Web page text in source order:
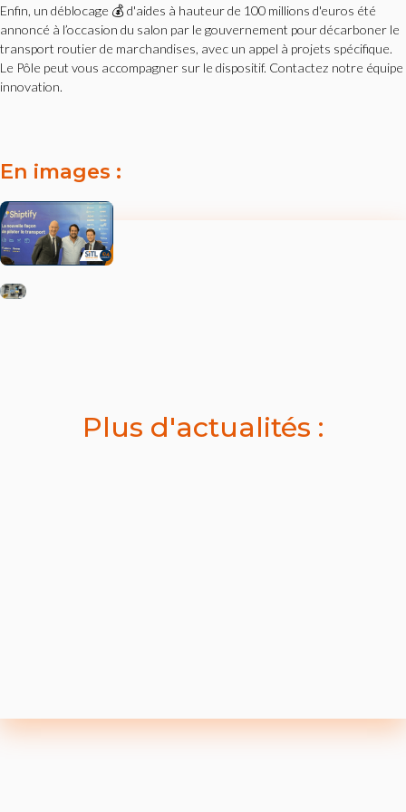
Enfin, un déblocage 💰 d'aides à hauteur de 100 millions d'euros été
annoncé à l’occasion du salon par le gouvernement pour décarboner le
transport routier de marchandises, avec un appel à projets spécifique.
Le Pôle peut vous accompagner sur le dispositif. Contactez notre équipe
innovation.
En images :
Plus d'actualités :